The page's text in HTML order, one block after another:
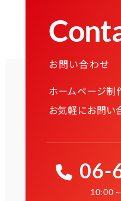
お問い合わせ
ホームページ制
お気軽にお問い
06-
10:00